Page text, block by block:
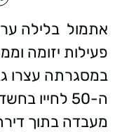
אתמול בלילה
פעילות יזומה
במסגרתה עצרו
ה-50 לחייו
מעבדה בתוך